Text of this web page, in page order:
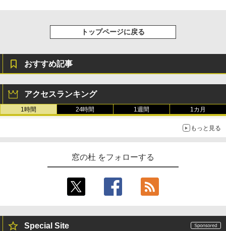
トップページに戻る
おすすめ記事
アクセスランキング
1時間 24時間 1週間 1カ月
もっと見る
窓の杜 をフォローする
Special Site